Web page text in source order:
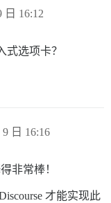
日 16:12
选项卡？
日 16:16
非常棒！
才能实现此